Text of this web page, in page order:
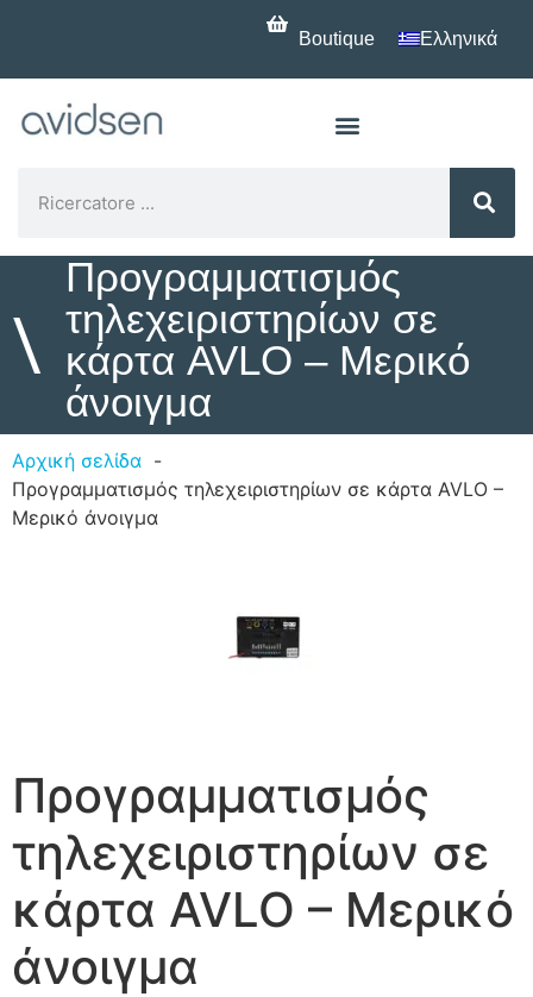
Boutique Ελληνικά
\
Προγραμματισμός
τηλεχειριστηρίων σε
κάρτα AVLO – Μερικό
άνοιγμα
Αρχική σελίδα
Προγραμματισμός τηλεχειριστηρίων σε κάρτα AVLO –
Μερικό άνοιγμα
Προγραμματισμός
τηλεχειριστηρίων σε
κάρτα AVLO – Μερικό
άνοιγμα